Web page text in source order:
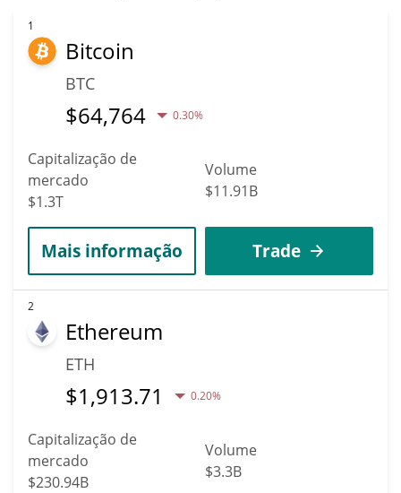
1
Bitcoin
BTC
$64,764 0.30%
Capitalização de
mercado
$1.3T
Volume
$11.91B
Mais informação Trade
2
Ethereum
ETH
$1,913.71 0.20%
Capitalização de
mercado
$230.94B
Volume
$3.3B